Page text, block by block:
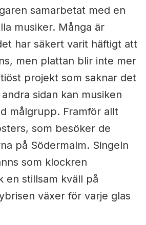
samarbetat med en
musiker. Många är
har säkert varit häftigt att
men plattan blir inte mer
projekt som saknar det
sidan kan musiken
målgrupp. Framför allt
som besöker de
på Södermalm. Singeln
som klockren
en stillsam kväll på
växer för varje glas